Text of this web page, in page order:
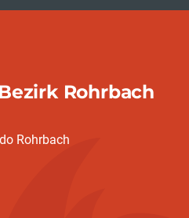
Rohrbach
Rohrbach